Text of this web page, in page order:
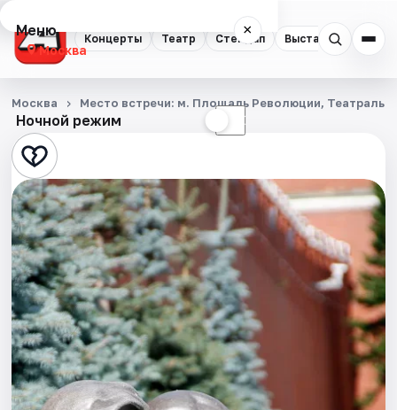
Концерты Театр Стендап Выставки
Меню ×
Москва
Концерты
Театр
Стендап
Выставки
Квесты
Экскурсии
Спорт
События
Ночной режим ☾
Москва Место встречи: м. Площадь Революции,